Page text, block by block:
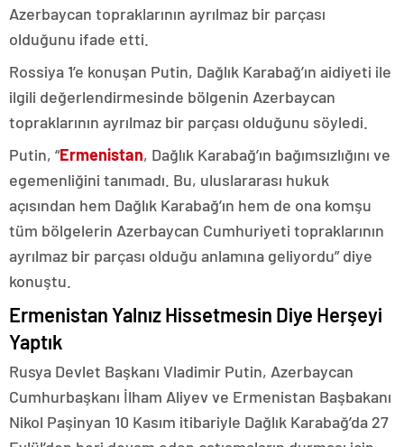
Azerbaycan topraklarının ayrılmaz bir parçası
olduğunu ifade etti.
Rossiya 1’e konuşan Putin, Dağlık Karabağ’ın aidiyeti ile
ilgili değerlendirmesinde bölgenin Azerbaycan
topraklarının ayrılmaz bir parçası olduğunu söyledi.
Putin, “Ermenistan, Dağlık Karabağ’ın bağımsızlığını ve
egemenliğini tanımadı. Bu, uluslararası hukuk
açısından hem Dağlık Karabağ’ın hem de ona komşu
tüm bölgelerin Azerbaycan Cumhuriyeti topraklarının
ayrılmaz bir parçası olduğu anlamına geliyordu” diye
konuştu.
Ermenistan Yalnız Hissetmesin Diye Herşeyi
Yaptık
Rusya Devlet Başkanı Vladimir Putin, Azerbaycan
Cumhurbaşkanı İlham Aliyev ve Ermenistan Başbakanı
Nikol Paşinyan 10 Kasım itibariyle Dağlık Karabağ’da 27